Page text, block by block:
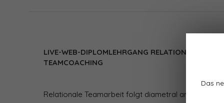
Das
LIVE-WEB-DIPLOMLEHRGANG RELATIONALE
TEAMCOACHING
Relationale Teamarbeit folgt diametral anderen